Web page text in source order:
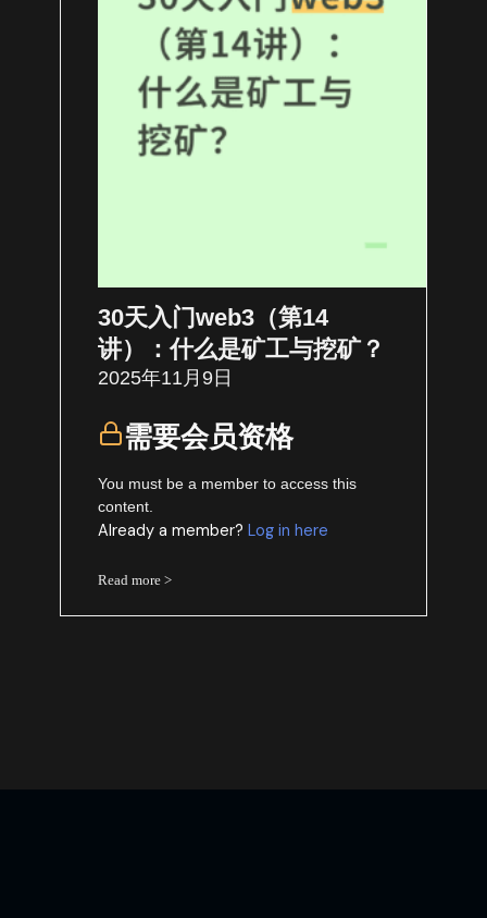
30天入门web3（第14
讲）：什么是矿工与挖矿？
2025年11月9日
需要会员资格
You must be a member to access this
content.
Already a member?Log in here
Read more >